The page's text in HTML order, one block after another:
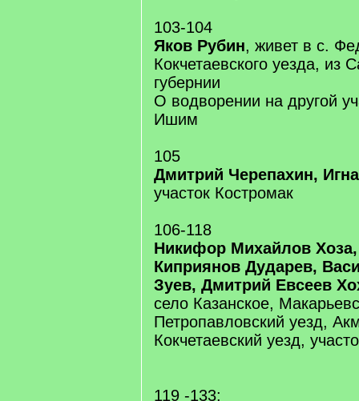
103-104
Яков Рубин, живет в с.
Кокчетаевского уезда, из
губернии
О водворении на другой
Ишим
105
Дмитрий Черепахин,
участок Костромак
106-118
Никифор Михайлов
Киприянов Дударев,
Зуев, Дмитрий Евсеев
село Казанское,
Петропавловский уезд,
Кокчетаевский уезд,
119 -133: